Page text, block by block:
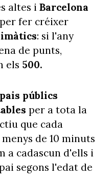
altes iBarcelona
fer créixer
: si l'any
de punts,
els 500.
públics
per a tota la
que cada
de 10 minuts
a cadascun d'ells i
segons l'edat de